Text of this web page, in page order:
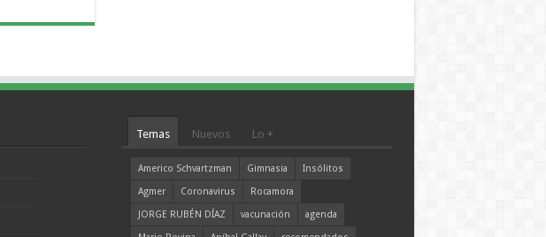
Temas Nuevos Lo +
Americo Schvartzman Gimnasia
Insólitos
Agmer
Coronavirus
Rocamora
JORGE RUBÉN DÍAZ
vacunación
agenda